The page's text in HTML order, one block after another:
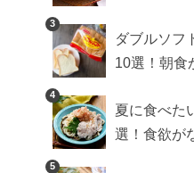
3
ダブルソフ
10選！朝食
4
夏に食べた
選！食欲が
5